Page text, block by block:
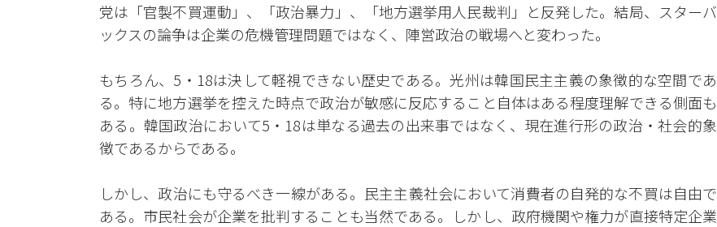
党は「官製不買運動」、「政治暴力」、「地方選挙用人民裁判」と反発した。結局、スターバ
ックスの論争は企業の危機管理問題ではなく、陣営政治の戦場へと変わった。
もちろん、5・18は決して軽視できない歴史である。光州は韓国民主主義の象徴的な空間であ
る。特に地方選挙を控えた時点で政治が敏感に反応すること自体はある程度理解できる側面も
ある。韓国政治において5・18は単なる過去の出来事ではなく、現在進行形の政治・社会的象
徴であるからである。
しかし、政治にも守るべき一線がある。民主主義社会において消費者の自発的な不買は自由で
ある。市民社会が企業を批判することも当然である。しかし、政府機関や権力が直接特定企業